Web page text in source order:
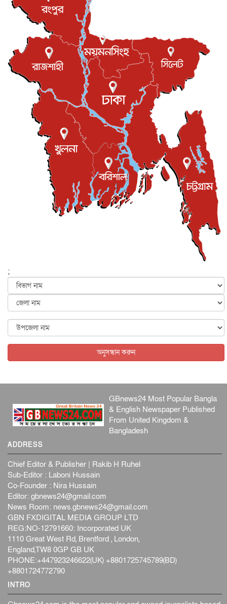
বিরোধ কাটিয়ে কূটনৈতিক সম্পর্ক পুনঃস্থাপন করছে মেক্সিকো ও
আন্তর্জাতিক
এবার ওটিটিতে মুক্তি পেল ‘মালিক’
বিনোদন ৮ আগস্ট, ২০২৬
রিয়ালকে ‘না’ বলা রদ্রির জন্য বার্সার কাছে কত চাইল ম্যানসিটি
খেলাধুলা
শিল্পকলায় চলচ্চিত্র উৎসব, বিনা মূল্যে দেখা যাবে ৬ সিনেমা
বিনোদন ৮ আগস্ট, ২০২৬
ইস্ট লন্ডন মসজিদের জুমার খুতবা : “কুরআন হোক জীবন দেখার
লেন্স...
ইসলাম ও জীবন ৭ আগস্ট, ২০২৬
সিলেটের কন্যা মোহিনী রশিদ এনওয়াইপিডির উচ্চপদস্থ কর্মকর্তা
দেশজুড়ে ৬ আগস্ট, ২০২৬
আজ থেকে সবার জন্য উন্মুক্ত জুলাই স্মৃতি জাদুঘর
৬ আগস্ট, ২০২৬
৬ আগস্ট, ২০২৬
জুলাইয়ের কৃতিত্ব নেওয়ার জন্য সবাই প্রতিযোগিতায় নেমেছে :
৬ আগস্ট, ২০২৬
৬ আগস্ট, ২০২৬
;
অনুসন্ধান করুন
GBnews24 Most Popular Bangla
& English Newspaper Published
From United Kingdom &
Bangladesh
ADDRESS
Chief Editor & Publisher | Rakib H Ruhel
Sub-Editor : Laboni Hussain
Co-Founder : Nira Hussain
Editor: gbnews24@gmail.com
News Room: news.gbnews24@gmail.com
GBN FXDIGITAL MEDIA GROUP LTD
REG:NO-12791660: Incorporated UK
1110 Great West Rd, Brentford , London,
England,TW8 0GP GB UK
PHONE:+447923246622(UK) +8801725745789(BD)
+8801724772790
INTRO